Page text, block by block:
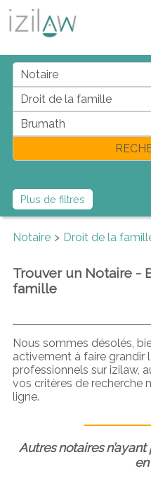
jdadi
fl
Plus de filtres
Notaire Droit de la
Trouver un Notaire -
famille
Nous sommes désolés,
activement à faire grandir
professionnels sur izilaw,
vos critères de recherche
ligne.
Autres notaires